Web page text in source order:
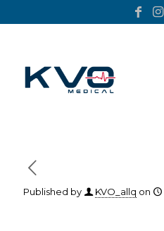
Published by KVO_allq on